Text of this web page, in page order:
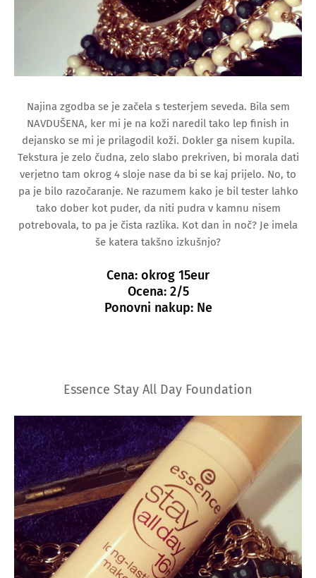
Najina zgodba se je začela s testerjem seveda. Bila sem
NAVDUŠENA, ker mi je na koži naredil tako lep finish in
dejansko se mi je prilagodil koži. Dokler ga nisem kupila.
Tekstura je zelo čudna, zelo slabo prekriven, bi morala dati
verjetno tam okrog 4 sloje nase da bi se kaj prijelo. No, to
pa je bilo razočaranje. Ne razumem kako je bil tester lahko
tako dober kot puder, da niti pudra v kamnu nisem
potrebovala, to pa je čista razlika. Kot dan in noč? Je imela
še katera takšno izkušnjo?
Cena: okrog 15eur
Ocena: 2/5
Ponovni nakup: Ne
Essence Stay All Day Foundation